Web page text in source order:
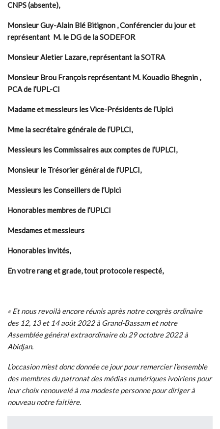
CNPS (absente),
Monsieur Guy-Alain Blé Bitignon , Conférencier du jour et
représentant M. le DG de la SODEFOR
Monsieur Aletier Lazare, représentant la SOTRA
Monsieur Brou François représentant M. Kouadio Bhegnin ,
PCA de l’UPL-CI
Madame et messieurs les Vice-Présidents de l’Uplci
Mme la secrétaire générale de l’UPLCI,
Messieurs les Commissaires aux comptes de l’UPLCI,
Monsieur le Trésorier général de l’UPLCI,
Messieurs les Conseillers de l’Uplci
Honorables membres de l’UPLCI
Mesdames et messieurs
Honorables invités,
En votre rang et grade, tout protocole respecté,
« Et nous revoilà encore réunis après notre congrès ordinaire
des 12, 13 et 14 août 2022 à Grand-Bassam et notre
Assemblée général extraordinaire du 29 octobre 2022 à
Abidjan.
L’occasion m’est donc donnée ce jour pour remercier l’ensemble
des membres du patronat des médias numériques ivoiriens pour
leur choix renouvelé à ma modeste personne pour diriger à
nouveau notre faitière.